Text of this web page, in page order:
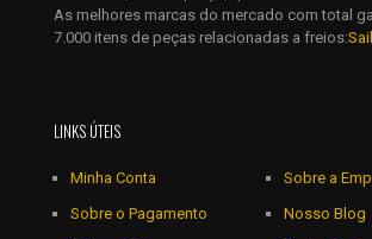
As melhores marcas do mercado com total
7.000 itens de peças relacionadas a freios:
LINKS ÚTEIS
Minha Conta
Sobre o Pagamento
Sobre a
Nosso Blog